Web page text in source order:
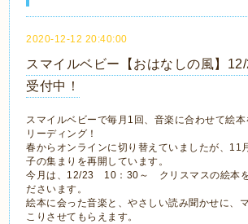
2020-12-12 20:40:00
スマイルベビー【おはなしの風】
受付中！
スマイルベビーで毎月1回、音楽に合わせて絵
リーディング！
春からオンラインに切り替えていましたが、11
子の集まりを再開しています。
今月は、12/23 10：30～ クリスマスの絵本を
ださいます。
絵本に会った音楽と、やさしい読み聞かせに、
こりさせてもらえます。